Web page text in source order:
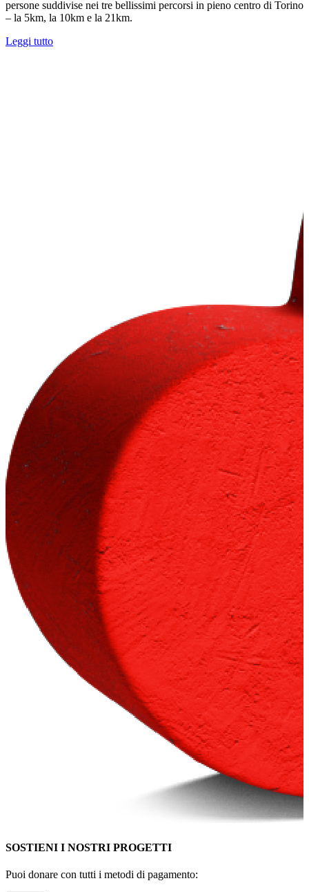
persone suddivise nei tre bellissimi percorsi in pieno centro di Torino
– la 5km, la 10km e la 21km.
Leggi tutto
SOSTIENI I NOSTRI PROGETTI
Puoi donare con tutti i metodi di pagamento: